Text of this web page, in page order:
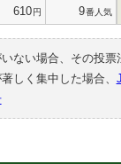
610円 9番人気
ない場合、その投
しく集中した場合、